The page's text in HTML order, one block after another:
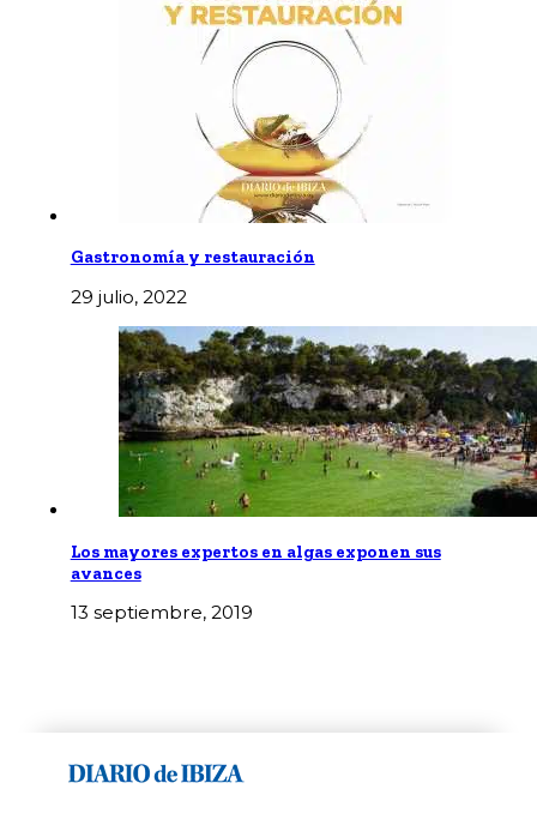
Gastronomía y restauración
29 julio, 2022
Los mayores expertos en algas exponen sus
avances
13 septiembre, 2019